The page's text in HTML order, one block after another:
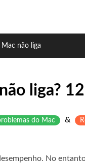
não liga
liga?
do Mac &
No